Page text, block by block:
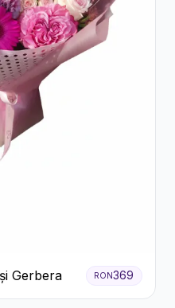
Gerbera RON369